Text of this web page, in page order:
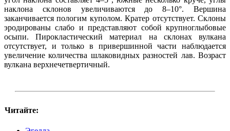
наклона склонов увеличиваются до 8–10°. Вершина
заканчивается пологим куполом. Кратер отсутствует. Склоны
эродированы слабо и представляют собой крупноглыбовые
осыпи. Пирокластический материал на склонах вулкана
отсутствует, и только в привершинной части наблюдается
увеличение количества шлаковидных разностей лав. Возраст
вулкана верхнечетвертичный.
Читайте: